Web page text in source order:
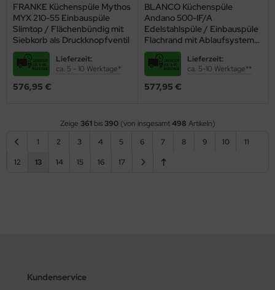
FRANKE Küchenspüle Mythos
MYX 210-55 Einbauspüle
Slimtop / Flächenbündig mit
Siebkorb als Druckknopfventil
Lieferzeit:
ca. 5 - 10 Werktage*
576,95 €
BLANCO Küchenspüle
Andano 500-IF/A
Edelstahlspüle / Einbauspüle
Flachrand mit Ablaufsystem
InFino und PushControl
Lieferzeit:
ca. 5-10 Werktage**
577,95 €
Zeige 361bis 390(von insgesamt498 Artikeln)
1
2 3 4 5 6 7 8 9 10 11
12 13 14 15 16 17
Kundenservice